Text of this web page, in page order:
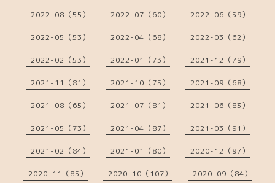
2022-08（55） 2022-07（60） 2022-06（59）
2022-05（53） 2022-04（68） 2022-03（62）
2022-02（53） 2022-01（73） 2021-12（79）
2021-11（81） 2021-10（75） 2021-09（68）
2021-08（65） 2021-07（81） 2021-06（83）
2021-05（73） 2021-04（87） 2021-03（91）
2021-02（84） 2021-01（80） 2020-12（97）
2020-11（85） 2020-10（107） 2020-09（84）